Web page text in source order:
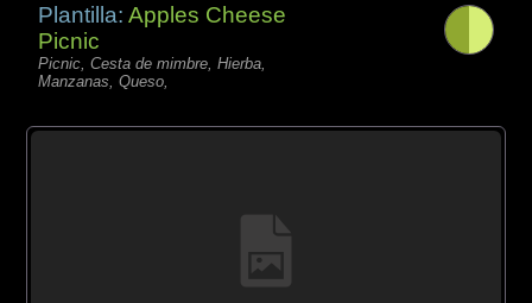
Plantilla:Apples Cheese
Picnic
Picnic, Cesta de mimbre, Hierba,
Manzanas, Queso,